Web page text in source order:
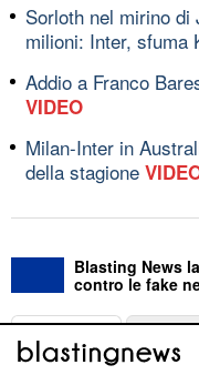
Sorloth nel mirino
milioni: Inter, sfuma
Addio a Franco
VIDEO
Milan-Inter in
della stagione
Blasting News
contro le fake
ABOUT